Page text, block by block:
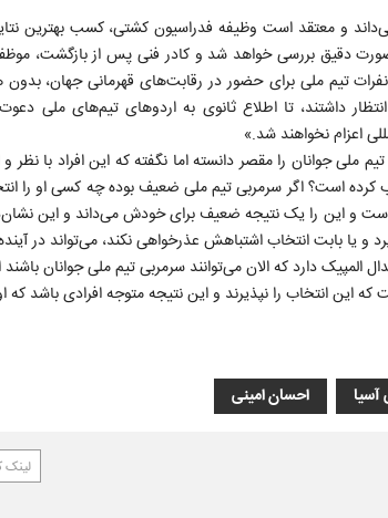
و معتقد است وظیفه فدراسیون کشتی، کسب بهترین
دقیق بررسی خواهد شد و کادر فنی پس از بازگشت،
تیم ملی برای حضور در رقابت‌های قهرمانی جهان،
داشتند، تا اطلاع ثانوی به اردوهای تیم‌های ملی
اعزام نخواهند شد.»
ملی جوانان را مقصر دانسته اما نگفته که این افراد با
کرده است؟ اگر سرمربی تیم ملی ضعیف بوده چه کسی او را
و این را یک نتیجه ضعیف برای خودش می‌داند و این
و یا بابت انتخاب اشتباهش عذرخواهی نکند، می‌تواند در
دارد که الان می‌توانند سرمربی تیم ملی جوانان
این انتخاب را نپذیرند و این نتیجه متوجه افرادی باشد که
آسیا احسان امینی
لینک